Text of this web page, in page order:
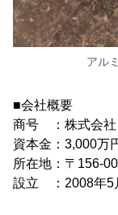
アル
■会社概要
商号 ：株式会
資本金：3,000万
所在地：〒156-
設立 ：2008年5